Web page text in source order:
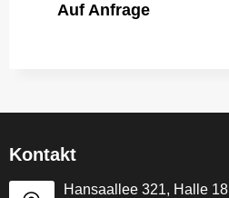
Auf Anfrage
Kontakt
Hansaallee 321, Halle 18